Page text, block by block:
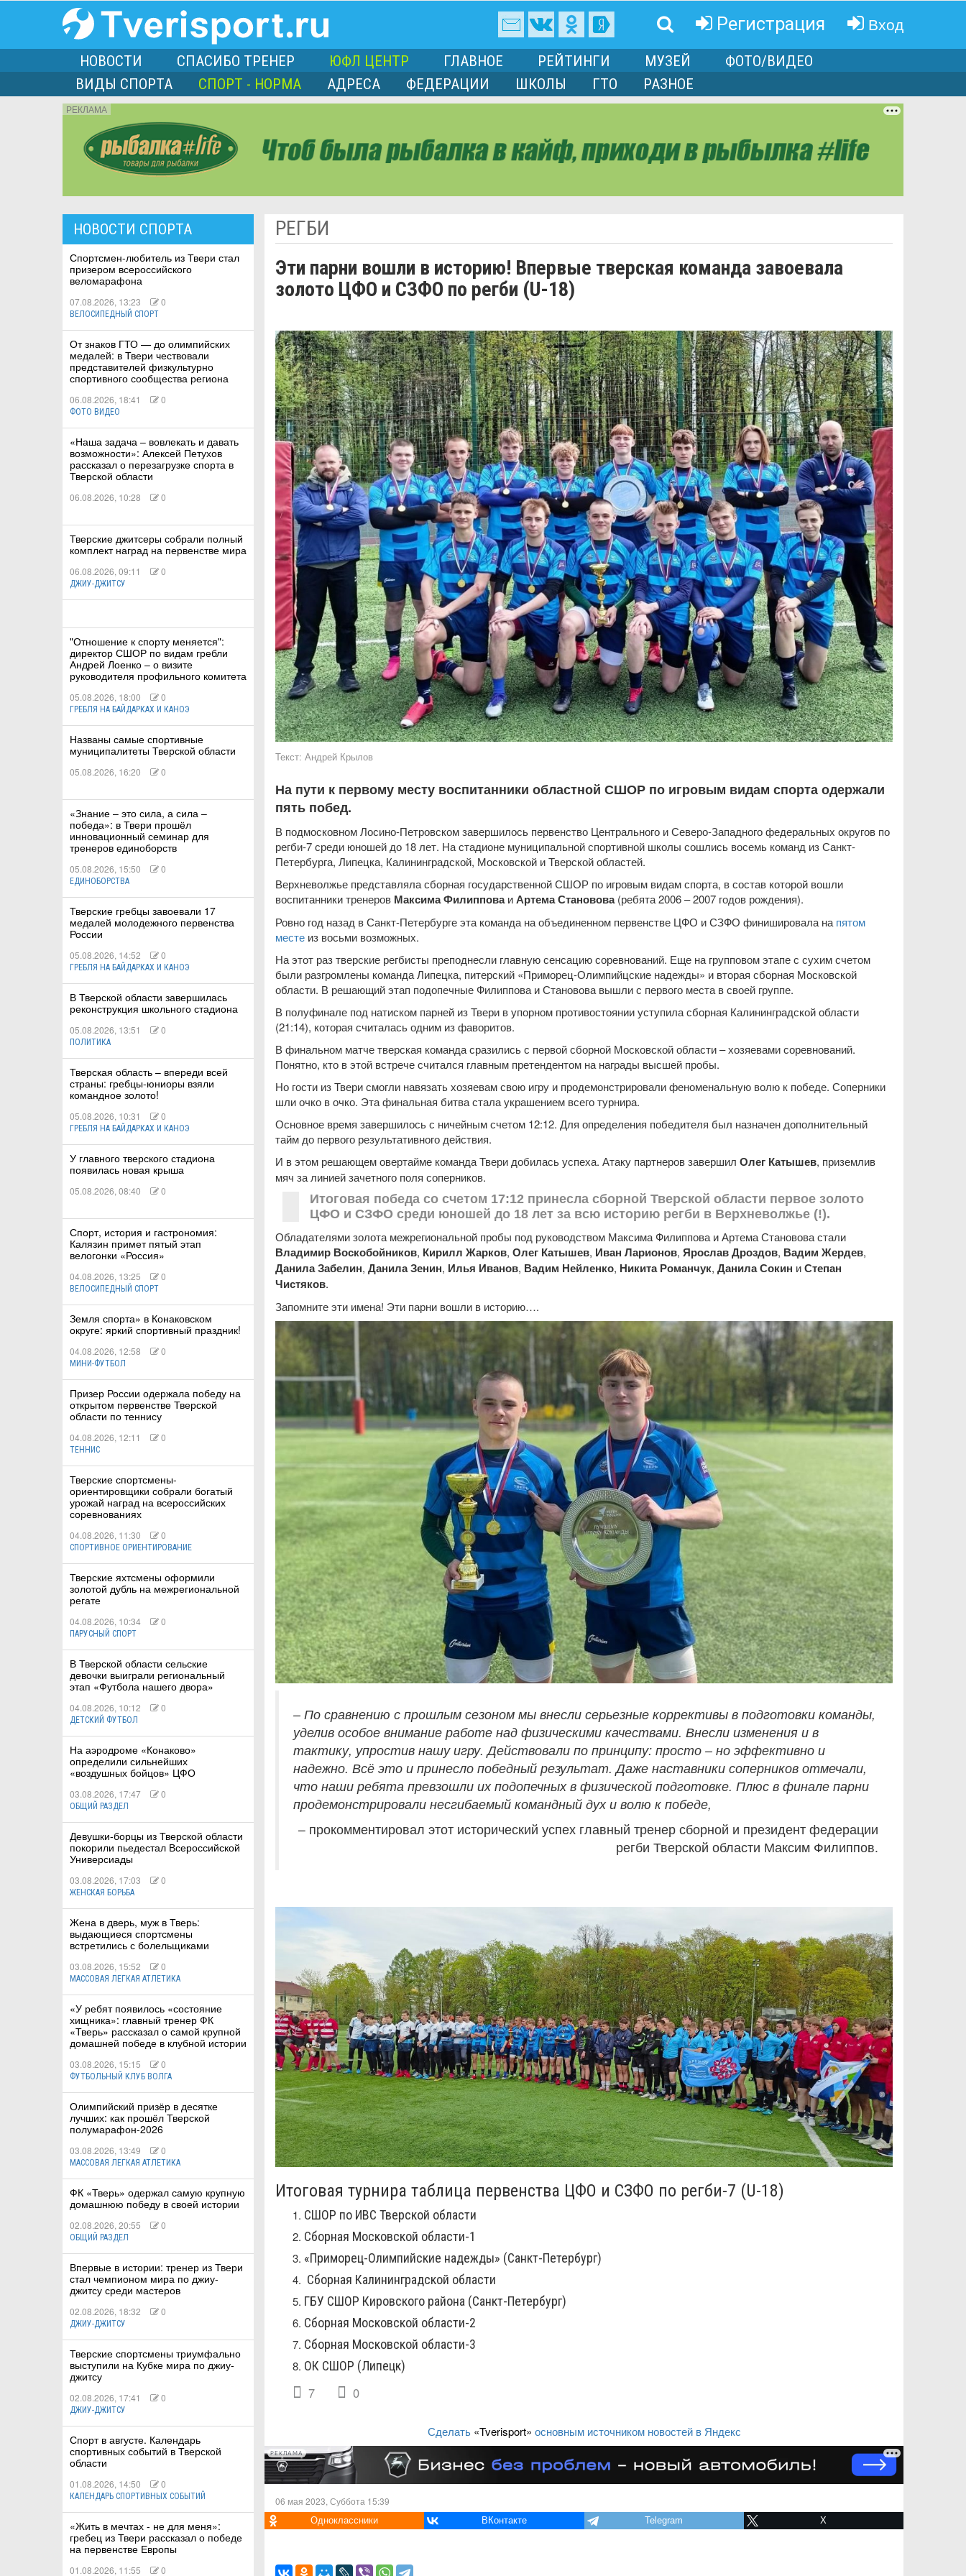
Регистрация Вход
НОВОСТИ СПАСИБО ТРЕНЕР ЮФЛ ЦЕНТР ГЛАВНОЕ РЕЙТИНГИ МУЗЕЙ
ФОТО/ВИДЕО
ВИДЫ СПОРТА
СПОРТ - НОРМА АДРЕСА ФЕДЕРАЦИИ ШКОЛЫ ГТО РАЗНОЕ
РЕКЛАМА
НОВОСТИ СПОРТА
Спортсмен-любитель из Твери стал
призером всероссийского
веломарафона
07.08.2026, 13:23 0
ВЕЛОСИПЕДНЫЙ СПОРТ
От знаков ГТО — до олимпийских
медалей: в Твери чествовали
представителей физкультурно
спортивного сообщества региона
06.08.2026, 18:41 0
ФОТО ВИДЕО
«Наша задача – вовлекать и давать
возможности»: Алексей Петухов
рассказал о перезагрузке спорта в
Тверской области
06.08.2026, 10:28 0
Тверские джитсеры собрали полный
комплект наград на первенстве мира
06.08.2026, 09:11 0
ДЖИУ-ДЖИТСУ
"Отношение к спорту меняется":
директор СШОР по видам гребли
Андрей Лоенко – о визите
руководителя профильного комитета
05.08.2026, 18:00 0
ГРЕБЛЯ НА БАЙДАРКАХ И КАНОЭ
Названы самые спортивные
муниципалитеты Тверской области
05.08.2026, 16:20 0
«Знание – это сила, а сила –
победа»: в Твери прошёл
инновационный семинар для
тренеров единоборств
05.08.2026, 15:50 0
ЕДИНОБОРСТВА
Тверские гребцы завоевали 17
медалей молодежного первенства
России
05.08.2026, 14:52 0
ГРЕБЛЯ НА БАЙДАРКАХ И КАНОЭ
В Тверской области завершилась
реконструкция школьного стадиона
05.08.2026, 13:51 0
ПОЛИТИКА
Тверская область – впереди всей
страны: гребцы-юниоры взяли
командное золото!
05.08.2026, 10:31 0
ГРЕБЛЯ НА БАЙДАРКАХ И КАНОЭ
У главного тверского стадиона
появилась новая крыша
05.08.2026, 08:40 0
Спорт, история и гастрономия:
Калязин примет пятый этап
велогонки «Россия»
04.08.2026, 13:25 0
ВЕЛОСИПЕДНЫЙ СПОРТ
Земля спорта» в Конаковском
округе: яркий спортивный праздник!
04.08.2026, 12:58 0
МИНИ-ФУТБОЛ
Призер России одержала победу на
открытом первенстве Тверской
области по теннису
04.08.2026, 12:11 0
ТЕННИС
Тверские спортсмены-
ориентировщики собрали богатый
урожай наград на всероссийских
соревнованиях
04.08.2026, 11:30 0
СПОРТИВНОЕ ОРИЕНТИРОВАНИЕ
Тверские яхтсмены оформили
золотой дубль на межрегиональной
регате
04.08.2026, 10:34 0
ПАРУСНЫЙ СПОРТ
В Тверской области сельские
девочки выиграли региональный
этап «Футбола нашего двора»
04.08.2026, 10:12 0
ДЕТСКИЙ ФУТБОЛ
На аэродроме «Конаково»
определили сильнейших
«воздушных бойцов» ЦФО
03.08.2026, 17:47 0
ОБЩИЙ РАЗДЕЛ
Девушки-борцы из Тверской области
покорили пьедестал Всероссийской
Универсиады
03.08.2026, 17:03 0
ЖЕНСКАЯ БОРЬБА
Жена в дверь, муж в Тверь:
выдающиеся спортсмены
встретились с болельщиками
03.08.2026, 15:52 0
МАССОВАЯ ЛЕГКАЯ АТЛЕТИКА
«У ребят появилось «состояние
хищника»: главный тренер ФК
«Тверь» рассказал о самой крупной
домашней победе в клубной истории
03.08.2026, 15:15 0
ФУТБОЛЬНЫЙ КЛУБ ВОЛГА
Олимпийский призёр в десятке
лучших: как прошёл Тверской
полумарафон-2026
03.08.2026, 13:49 0
МАССОВАЯ ЛЕГКАЯ АТЛЕТИКА
ФК «Тверь» одержал самую крупную
домашнюю победу в своей истории
02.08.2026, 20:55 0
ОБЩИЙ РАЗДЕЛ
Впервые в истории: тренер из Твери
стал чемпионом мира по джиу-
джитсу среди мастеров
02.08.2026, 18:32 0
ДЖИУ-ДЖИТСУ
Тверские спортсмены триумфально
выступили на Кубке мира по джиу-
джитсу
02.08.2026, 17:41 0
ДЖИУ-ДЖИТСУ
Спорт в августе. Календарь
спортивных событий в Тверской
области
01.08.2026, 14:50 0
КАЛЕНДАРЬ СПОРТИВНЫХ СОБЫТИЙ
«Жить в мечтах - не для меня»:
гребец из Твери рассказал о победе
на первенстве Европы
01.08.2026, 11:55 0
РЕГБИ
Эти парни вошли в историю! Впервые тверская команда завоевала
золото ЦФО и СЗФО по регби (U-18)
Текст:Андрей Крылов
На пути к первому месту воспитанники областной СШОР по игровым видам спорта одержали
пять побед.
В подмосковном Лосино-Петровском завершилось первенство Центрального и Северо-Западного федеральных округов по
регби-7 среди юношей до 18 лет. На стадионе муниципальной спортивной школы сошлись восемь команд из Санкт-
Петербурга, Липецка, Калининградской, Московской и Тверской областей.
Верхневолжье представляла сборная государственной СШОР по игровым видам спорта, в состав которой вошли
воспитанники тренеров Максима ФилипповаиАртема Становова(ребята 2006 – 2007 годов рождения).
Ровно год назад в Санкт-Петербурге эта команда на объединенном первенстве ЦФО и СЗФО финишировала на пятом
месте из восьми возможных.
На этот раз тверские регбисты преподнесли главную сенсацию соревнований. Еще на групповом этапе с сухим счетом
были разгромлены команда Липецка, питерский «Приморец-Олимпийцские надежды» и вторая сборная Московской
области. В решающий этап подопечные Филиппова и Становова вышли с первого места в своей группе.
В полуфинале под натиском парней из Твери в упорном противостоянии уступила сборная Калининградской области
(21:14), которая считалась одним из фаворитов.
В финальном матче тверская команда сразились с первой сборной Московской области – хозяевами соревнований.
Понятно, кто в этой встрече считался главным претендентом на награды высшей пробы.
Но гости из Твери смогли навязать хозяевам свою игру и продемонстрировали феноменальную волю к победе. Соперники
шли очко в очко. Эта финальная битва стала украшением всего турнира.
Основное время завершилось с ничейным счетом 12:12. Для определения победителя был назначен дополнительный
тайм до первого результативного действия.
И в этом решающем овертайме команда Твери добилась успеха. Атаку партнеров завершилОлег Катышев, приземлив
мяч за линией зачетного поля соперников.
Итоговая победа со счетом 17:12 принесла сборной Тверской области первое золото
ЦФО и СЗФО среди юношей до 18 лет за всю историю регби в Верхневолжье (!).
Обладателями золота межрегиональной пробы под руководством Максима Филиппова и Артема Становова стали
Владимир Воскобойников, Кирилл Жарков, Олег Катышев, Иван Ларионов,Ярослав Дроздов, Вадим Жердев,
Данила Забелин,Данила Зенин, Илья Иванов, Вадим Нейленко, Никита Романчук,Данила Сокин иСтепан
Чистяков.
Запомните эти имена! Эти парни вошли в историю….
– По сравнению с прошлым сезоном мы внесли серьезные коррективы в подготовки команды,
уделив особое внимание работе над физическими качествами. Внесли изменения и в
тактику, упростив нашу игру. Действовали по принципу: просто – но эффективно и
надежно. Всё это и принесло победный результат. Даже наставники соперников отмечали,
что наши ребята превзошли их подопечных в физической подготовке. Плюс в финале парни
продемонстрировали несгибаемый командный дух и волю к победе,
– прокомментировал этот исторический успех главный тренер сборной и президент федерации
регби Тверской области Максим Филиппов.
Итоговая турнира таблица первенства ЦФО и СЗФО по регби-7 (U-18)
СШОР по ИВС Тверской области
Сборная Московской области-1
«Приморец-Олимпийские надежды» (Санкт-Петербург)
Сборная Калининградской области
ГБУ СШОР Кировского района (Санкт-Петербург)
Сборная Московской области-2
Сборная Московской области-3
ОК СШОР (Липецк)
7 0
Сделать «Tverisport» основным источником новостей в Яндекс
РЕКЛАМА
06 мая 2023, Суббота 15:39
Одноклассники ВКонтакте Telegram X